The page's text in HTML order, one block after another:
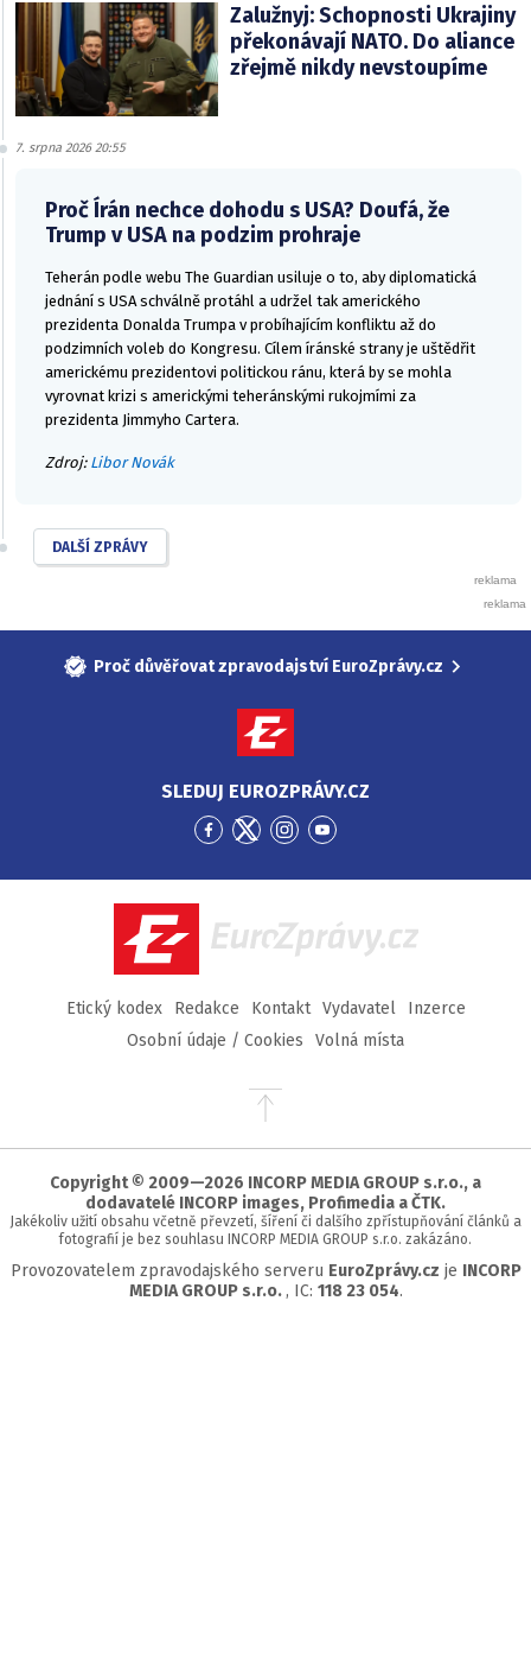
Zalužnyj: Schopnosti Ukrajiny
překonávají NATO. Do aliance
zřejmě nikdy nevstoupíme
7. srpna 2026 20:55
Proč Írán nechce dohodu s USA? Doufá, že
Trump v USA na podzim prohraje
Teherán podle webu The Guardian usiluje o to, aby diplomatická
jednání s USA schválně protáhl a udržel tak amerického
prezidenta Donalda Trumpa v probíhajícím konfliktu až do
podzimních voleb do Kongresu. Cílem íránské strany je uštědřit
americkému prezidentovi politickou ránu, která by se mohla
vyrovnat krizi s americkými teheránskými rukojmími za
prezidenta Jimmyho Cartera.
Zdroj: Libor Novák
DALŠÍ ZPRÁVY
Proč důvěřovat zpravodajství EuroZprávy.cz
SLEDUJ EUROZPRÁVY.CZ
Přejít
Facebook
Přejít
Twitter
Přejít
Instagram
Přejít
YouTube
EuroZprávy.cz
Etický kodex Redakce Kontakt Vydavatel
Inzerce
Osobní údaje / Cookies
Volná místa
Přejít
stránky
Copyright © 2009—2026 INCORP MEDIA GROUP s.r.o., a
dodavatelé INCORP images, Profimedia a ČTK.
Jakékoliv užití obsahu včetně převzetí, šíření či dalšího zpřístupňování článků a
fotografií je bez souhlasu INCORP MEDIA GROUP s.r.o. zakázáno.
Provozovatelem zpravodajského serveru EuroZprávy.cz je INCORP
MEDIA GROUP s.r.o. , IC: 118 23 054.